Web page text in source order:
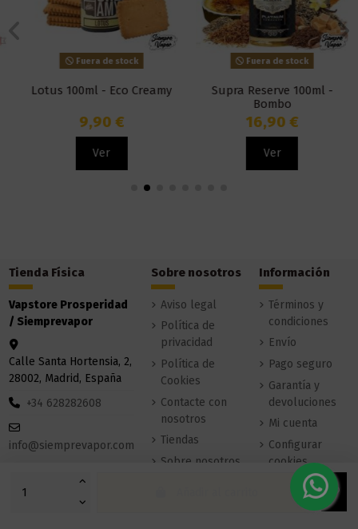
Fuera de stock
Lotus 100ml - Eco Creamy
9,90 €
Ver
Fuera de stock
Supra Reserve 100ml -
Bombo
16,90 €
Ver
Tienda Física
Vapstore Prosperidad
/ Siemprevapor
Calle Santa Hortensia, 2,
28002, Madrid, España
+34 628282608
info@siemprevapor.com
Sobre nosotros
Aviso legal
Política de
privacidad
Política de
Cookies
Contacte con
nosotros
Tiendas
Sobre nosotros
Información
Términos y
condiciones
Envío
Pago seguro
Garantía y
devoluciones
Mi cuenta
Configurar
cookies